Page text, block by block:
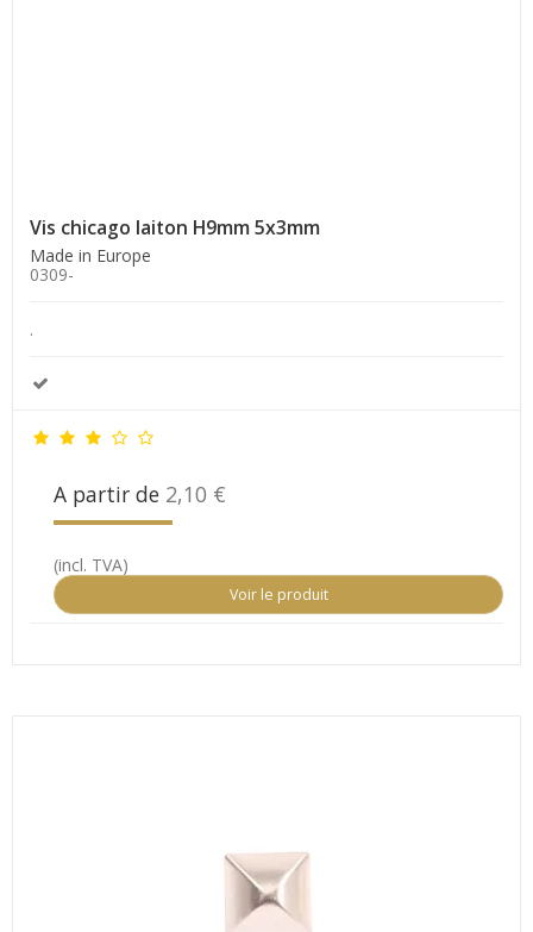
Vis chicago laiton H9mm 5x3mm
Made in Europe
0309-
.
A partir de 2,10 €
(incl. TVA)
Voir le produit